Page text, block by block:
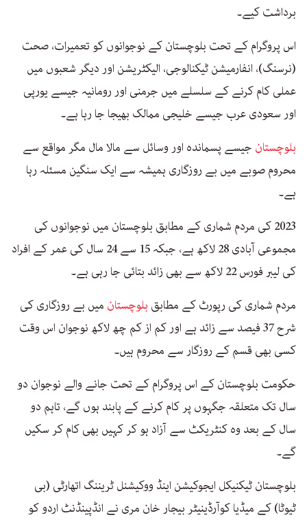
برداشت کیے۔
اس پروگرام کے تحت بلوچستان کے نوجوانوں کو تعمیرات، صحت
(نرسنگ)، انفارمیشن ٹیکنالوجی، الیکٹریشن اور دیگر شعبوں میں
عملی کام کرنے کے سلسلے میں جرمنی اور رومانیہ جیسے یورپی
اور سعودی عرب جیسے خلیجی ممالک بھیجا جا رہا ہے۔
بلوچستان جیسے پسماندہ اور وسائل سے مالا مال مگر مواقع سے
محروم صوبے میں بے روزگاری ہمیشہ سے ایک سنگین مسئلہ رہا
ہے۔
2023 کی مردم شماری کے مطابق بلوچستان میں نوجوانوں کی
مجموعی آبادی 28 لاکھ ہے، جبکہ 15 سے 24 سال کی عمر کے افراد
کی لیبر فورس 22 لاکھ سے بھی زائد بتائی جا رہی ہے۔
مردم شماری کی رپورٹ کے مطابق بلوچستان میں بے روزگاری کی
شرح 37 فیصد سے زائد ہے اور کم از کم چھ لاکھ نوجوان اس وقت
کسی بھی قسم کے روزگار سے محروم ہیں۔
حکومت بلوچستان کے اس پروگرام کے تحت جانے والے نوجوان دو
سال تک متعلقہ جگہوں پر کام کرنے کے پابند ہوں گے، تاہم دو
سال کے بعد وہ کنٹریکٹ سے آزاد ہو کر کہیں بھی کام کر سکیں
گے۔
بلوچستان ٹیکنیکل ایجوکیشن اینڈ ووکیشنل ٹریننگ اتھارٹی (بی
ٹیوٹا) کے میڈیا کوآرڈینیٹر بیجار خان مری نے انڈپینڈنٹ اردو کو